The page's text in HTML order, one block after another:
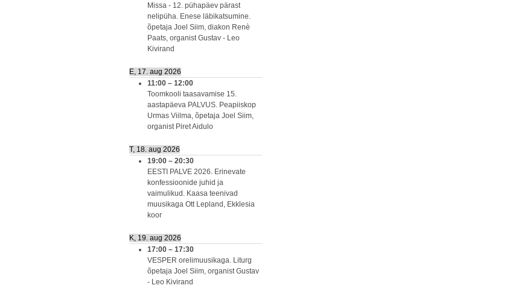
Missa - 12. pühapäev pärast
nelipüha. Enese läbikatsumine.
õpetaja Joel Siim, diakon Renè
Paats, organist Gustav - Leo
Kivirand
E, 17. aug 2026
11:00 – 12:00
Toomkooli taasavamise 15.
aastapäeva PALVUS. Peapiiskop
Urmas Viilma, õpetaja Joel Siim,
organist Piret Aidulo
T, 18. aug 2026
19:00 – 20:30
EESTI PALVE 2026. Erinevate
konfessioonide juhid ja
vaimulikud. Kaasa teenivad
muusikaga Ott Lepland, Ekklesia
koor
K, 19. aug 2026
17:00 – 17:30
VESPER orelimuusikaga. Liturg
õpetaja Joel Siim, organist Gustav
- Leo Kivirand